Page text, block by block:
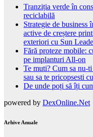
Tranziția verde în
reciclabilă
Strategie de business
active de creștere
exteriori cu Sun
Fără proteze mobile:
pe implanturi All-on
Te muti? Cum sa nu-
sau sa te pricopsesti
De unde poți să îți
powered by DexOnline.Net
Arhive Anuale